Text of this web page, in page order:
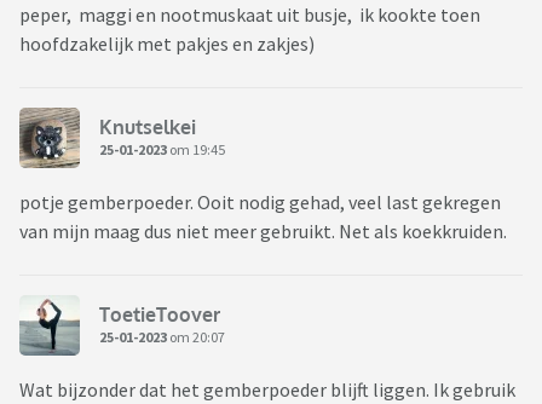
peper, maggi en nootmuskaat uit busje, ik kookte toen
hoofdzakelijk met pakjes en zakjes)
Knutselkei
25-01-2023 om 19:45
potje gemberpoeder. Ooit nodig gehad, veel last gekregen
van mijn maag dus niet meer gebruikt. Net als koekkruiden.
ToetieToover
25-01-2023 om 20:07
Wat bijzonder dat het gemberpoeder blijft liggen. Ik gebruik